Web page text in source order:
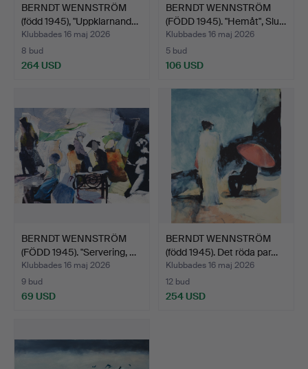
BERNDT WENNSTRÖM
(född 1945), "Uppklarnand…
Klubbades 16 maj 2026
8 bud
264 USD
BERNDT WENNSTRÖM
(FÖDD 1945). "Hemåt", Slu…
Klubbades 16 maj 2026
5 bud
106 USD
BERNDT WENNSTRÖM
(FÖDD 1945). "Servering, …
Klubbades 16 maj 2026
9 bud
69 USD
BERNDT WENNSTRÖM
(född 1945). Det röda par…
Klubbades 16 maj 2026
12 bud
254 USD